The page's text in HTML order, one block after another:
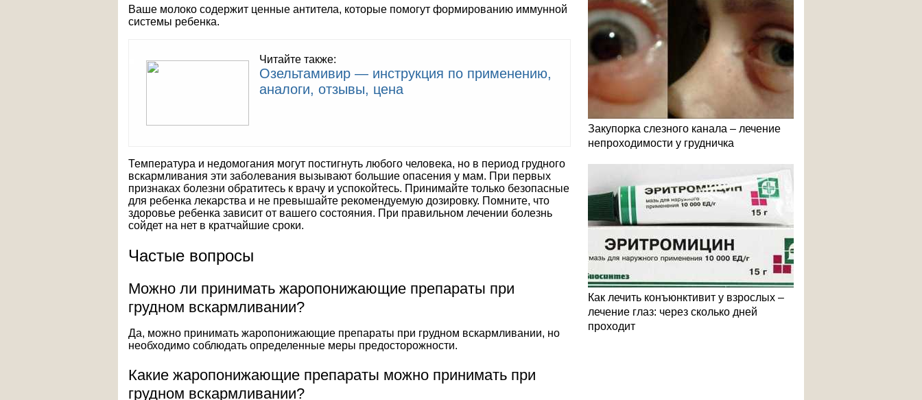
Ваше молоко содержит ценные антитела, которые помогут формированию иммунной
системы ребенка.
Читайте также:
Oзельтамивир — инструкция по применению,
аналоги, отзывы, цена
Температура и недомогания могут постигнуть любого человека, но в период грудного
вскармливания эти заболевания вызывают большие опасения у мам. При первых
признаках болезни обратитесь к врачу и успокойтесь. Принимайте только безопасные
для ребенка лекарства и не превышайте рекомендуемую дозировку. Помните, что
здоровье ребенка зависит от вашего состояния. При правильном лечении болезнь
сойдет на нет в кратчайшие сроки.
Частые вопросы
Можно ли принимать жаропонижающие препараты при
грудном вскармливании?
Да, можно принимать жаропонижающие препараты при грудном вскармливании, но
необходимо соблюдать определенные меры предосторожности.
Какие жаропонижающие препараты можно принимать при
грудном вскармливании?
Закупорка слезного канала – лечение
непроходимости у грудничка
Как лечить конъюнктивит у взрослых –
лечение глаз: через сколько дней
проходит